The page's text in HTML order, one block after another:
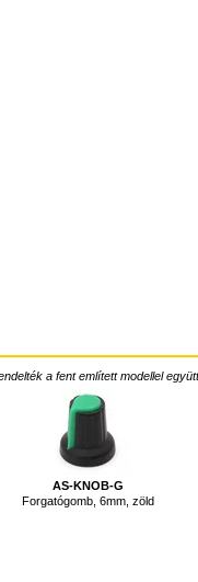
a fent említett modellel
AS-KNOB-G
Forgatógomb, 6mm, zöld